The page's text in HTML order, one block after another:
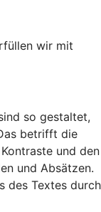
wir mit
so gestaltet,
betrifft die
und den
und Absätzen.
des Textes durch